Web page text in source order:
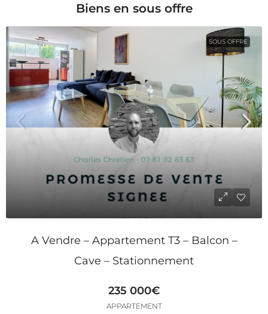
Biens en sous offre
SOUS OFFRE
A Vendre – Appartement T3 – Balcon –
Cave – Stationnement
235 000€
APPARTEMENT